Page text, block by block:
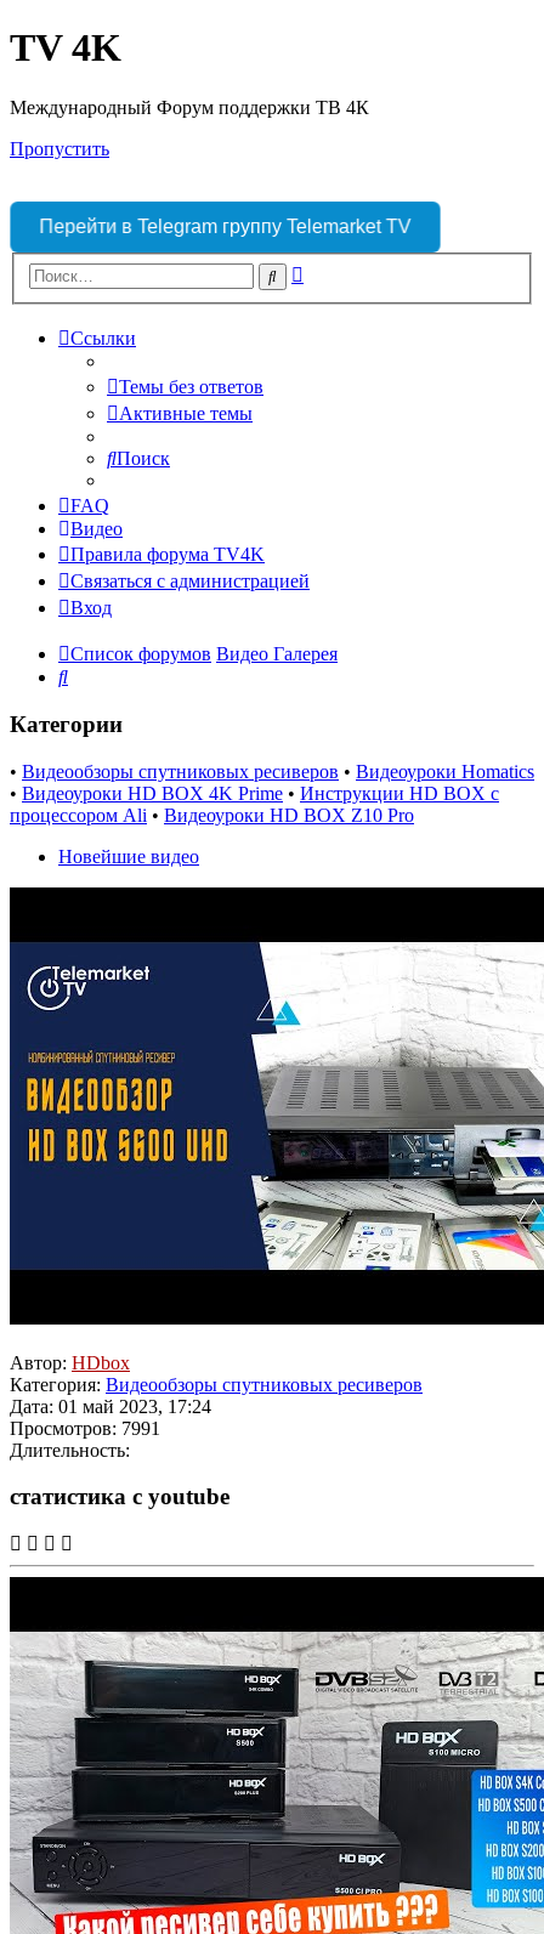
TV 4K
Международный Форум поддержки ТВ 4К
Пропустить
Перейти в Telegram группу Telemarket TV
Поиск
Ссылки
Темы без ответов
Активные темы
Поиск
FAQ
Видео
Правила форума TV4K
Связаться с администрацией
Вход
Список форумов Видео Галерея
Поиск
Категории
• Видеообзоры спутниковых ресиверов • Видеоуроки Homatics
• Видеоуроки HD BOX 4K Prime • Инструкции HD BOX с
процессором Ali • Видеоуроки HD BOX Z10 Pro
Новейшие видео
Автор: HDbox
Категория: Видеообзоры спутниковых ресиверов
Дата: 01 май 2023, 17:24
Просмотров: 7991
Длительность:
статистика с youtube